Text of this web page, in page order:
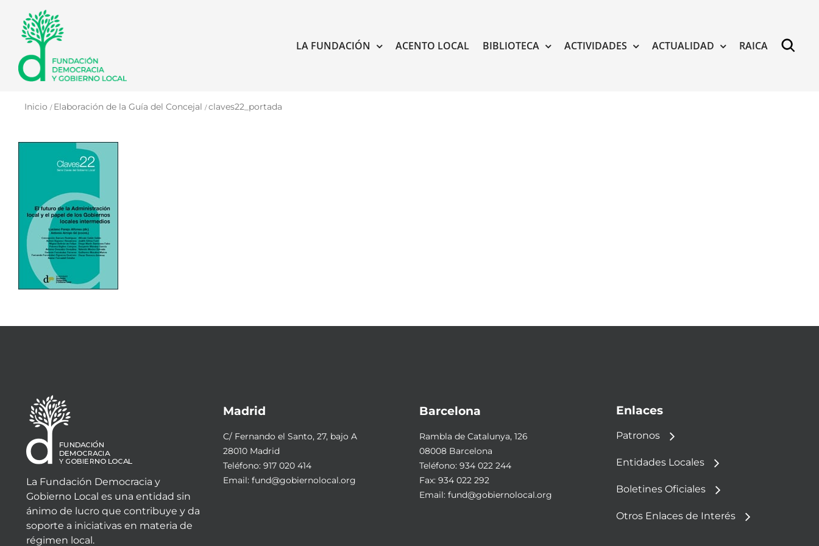
contenido
LA FUNDACIÓN ACENTO LOCAL BIBLIOTECA ACTIVIDADES ACTUALIDAD RAICA
Inicio Elaboración de la Guía del Concejal claves22_portada
La Fundación Democracia y
Gobierno Local es una entidad sin
ánimo de lucro que contribuye y da
soporte a iniciativas en materia de
régimen local.
Madrid
C/ Fernando el Santo, 27, bajo A
28010 Madrid
Teléfono: 917 020 414
Email: fund@gobiernolocal.org
Barcelona
Rambla de Catalunya, 126
08008 Barcelona
Teléfono: 934 022 244
Fax: 934 022 292
Email: fund@gobiernolocal.org
Enlaces
Patronos
Entidades Locales
Boletines Oficiales
Otros Enlaces de Interés